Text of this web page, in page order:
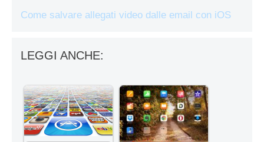
Come salvare allegati video dalle email con iOS
LEGGI ANCHE: